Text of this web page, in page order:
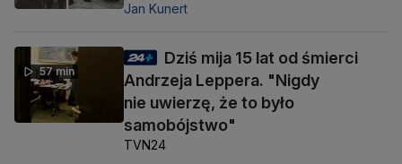
Jan Kunert
57 min
Dziś mija 15 lat od śmierci
Andrzeja Leppera. "Nigdy
nie uwierzę, że to było
samobójstwo"
TVN24